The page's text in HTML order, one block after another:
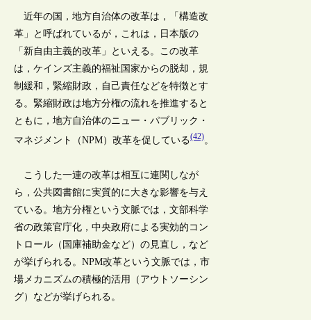
近年の国，地方自治体の改革は，「構造改
革」と呼ばれているが，これは，日本版の
「新自由主義的改革」といえる。この改革
は，ケインズ主義的福祉国家からの脱却，規
制緩和，緊縮財政，自己責任などを特徴とす
る。緊縮財政は地方分権の流れを推進すると
ともに，地方自治体のニュー・パブリック・
マネジメント（NPM）改革を促している(42)。
こうした一連の改革は相互に連関しなが
ら，公共図書館に実質的に大きな影響を与え
ている。地方分権という文脈では，文部科学
省の政策官庁化，中央政府による実効的コン
トロール（国庫補助金など）の見直し，など
が挙げられる。NPM改革という文脈では，市
場メカニズムの積極的活用（アウトソーシン
グ）などが挙げられる。